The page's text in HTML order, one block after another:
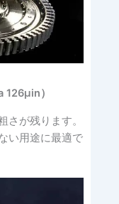
126μin）
さが残ります。
い用途に最適で